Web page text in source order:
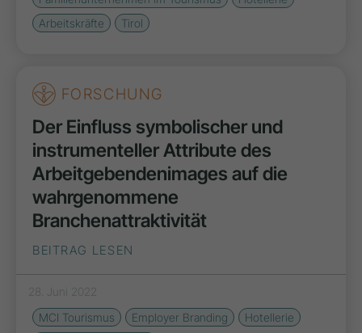
Arbeitskräfte
Tirol
FORSCHUNG
Der Einfluss symbolischer und
instrumenteller Attribute des
Arbeitgebenden­images auf die
wahrgenommene
Branchenattraktivität
BEITRAG LESEN
28. Juni 2022
MCI Tourismus
Employer Branding
Hotellerie